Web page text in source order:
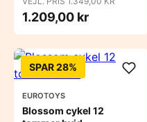
1.209,00 kr
SPAR 28%
EUROTOYS
Blossom cykel 12